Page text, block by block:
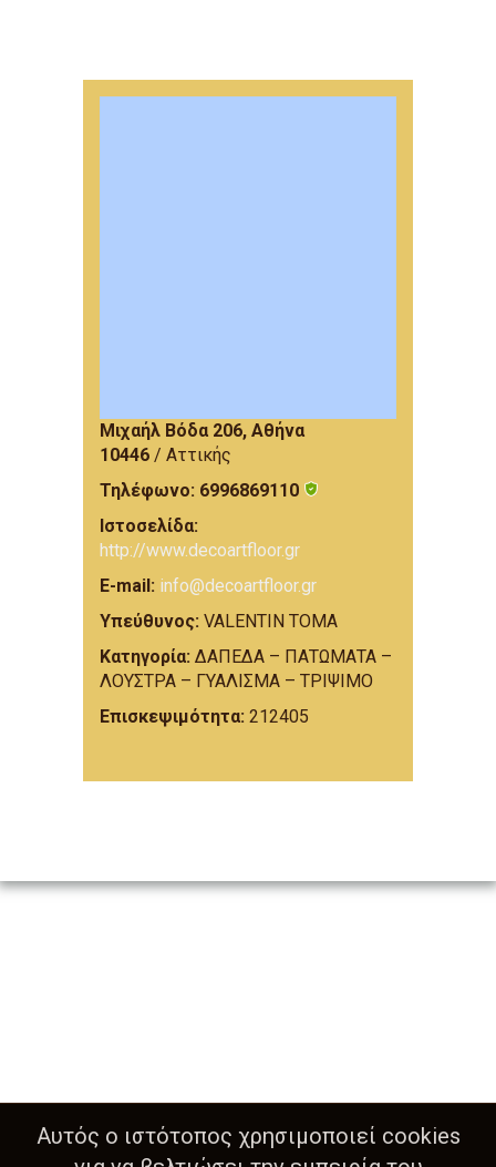
Μιχαήλ Βόδα 206, Αθήνα
10446 / Αττικής
Τηλέφωνο: 6996869110
Ιστοσελίδα:
http://www.decoartfloor.gr
E-mail: info@decoartfloor.gr
Υπεύθυνος: VALENTIN TOMA
Κατηγορία: ΔΑΠΕΔΑ – ΠΑΤΩΜΑΤΑ –
ΛΟΥΣΤΡΑ – ΓΥΑΛΙΣΜΑ – ΤΡΙΨΙΜΟ
Επισκεψιμότητα: 212405
Αυτός ο ιστότοπος χρησιμοποιεί cookies